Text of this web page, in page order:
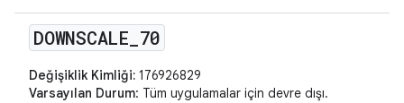
DOWNSCALE 70
Değişiklik Kimliği: 176926829
Varsayılan Durum: Tüm uygulamalar için devre dışı.